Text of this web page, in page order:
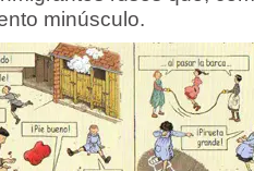
minúsculo.